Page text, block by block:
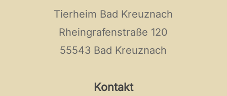
Tierheim Bad Kreuznach
Rheingrafenstraße 120
55543 Bad Kreuznach
Kontakt